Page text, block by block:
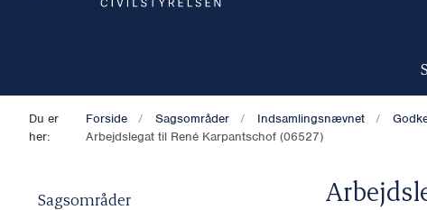
Du er
her:
Forside Sagsområder Indsamlingsnævnet
Arbejdslegat til René Karpantschof (06527)
Sagsområder